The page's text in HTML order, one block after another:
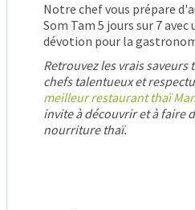
Notre chef vous prépare
Som Tam 5 jours sur 7
dévotion pour la
Retrouvez les vrais saveurs
chefs talentueux et
meilleur restaurant thaï
invite à découvrir et à faire
nourriture thaï.